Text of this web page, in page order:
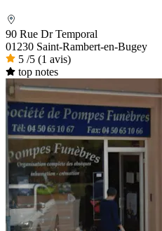
90 Rue Dr Temporal
01230 Saint-Rambert-en-Bugey
5 /5 (1 avis)
top notes